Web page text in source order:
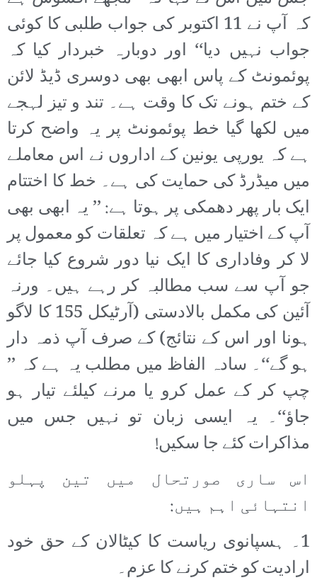
کہ آپ نے 11 اکتوبر کی جواب طلبی کا کوئی
جواب نہیں دیا‘‘ اور دوبارہ خبردار کیا کہ
پوئمونٹ کے پاس ابھی بھی دوسری ڈیڈ لائن
کے ختم ہونے تک کا وقت ہے۔ تند و تیز لہجے
میں لکھا گیا خط پوئمونٹ پر یہ واضح کرتا
ہے کہ یورپی یونین کے اداروں نے اس معاملے
میں میڈرڈ کی حمایت کی ہے۔ خط کا اختتام
ایک بار پھر دھمکی پر ہوتا ہے: ’’ یہ ابھی بھی
آپ کے اختیار میں ہے کہ تعلقات کو معمول پر
لا کر وفاداری کا ایک نیا دور شروع کیا جائے
جو آپ سے سب مطالبہ کر رہے ہیں۔ ورنہ
آئین کی مکمل بالادستی (آرٹیکل 155 کا لاگو
ہونا اور اس کے نتائج) کے صرف آپ ذمہ دار
ہو گے‘‘۔ سادہ الفاظ میں مطلب یہ ہے کہ ’’
چپ کر کے عمل کرو یا مرنے کیلئے تیار ہو
جاؤ‘‘۔ یہ ایسی زبان تو نہیں جس میں
مذاکرات کئے جا سکیں!
اس ساری صورتحال میں تین پہلو
انتہائی اہم ہیں:
1۔ ہسپانوی ریاست کا کیٹالان کے حق خود
ارادیت کو ختم کرنے کا عزم۔